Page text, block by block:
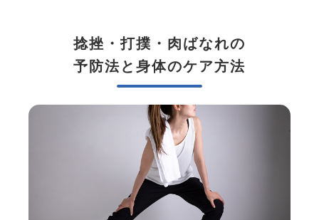
捻挫・打撲・肉ばなれの
予防法と身体のケア方法